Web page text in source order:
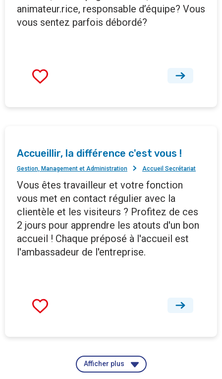
animateur.rice, responsable d’équipe? Vous
vous sentez parfois débordé?
Accueillir, la différence c'est vous !
Gestion, Management et Administration Accueil Secrétariat
Vous êtes travailleur et votre fonction
vous met en contact régulier avec la
clientèle et les visiteurs ? Profitez de ces
2 jours pour apprendre les atouts d'un bon
accueil ! Chaque préposé à l'accueil est
l'ambassadeur de l'entreprise.
Afficher plus